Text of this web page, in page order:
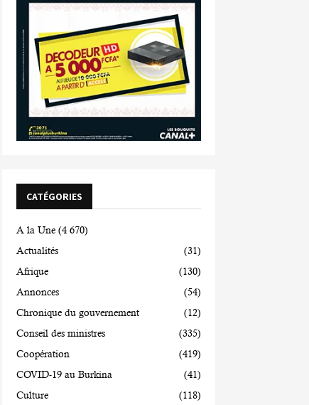
CATÉGORIES
A la Une (4 670)
Actualités
(31)
Afrique
(130)
Annonces
(54)
Chronique du gouvernement
(12)
Conseil des ministres
(335)
Coopération
(419)
COVID-19 au Burkina
(41)
Culture
(118)